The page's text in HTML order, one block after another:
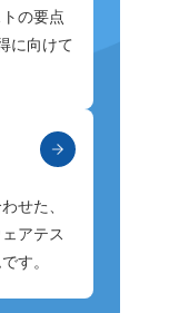
の要点
に向けて
せた、
アテス
す。